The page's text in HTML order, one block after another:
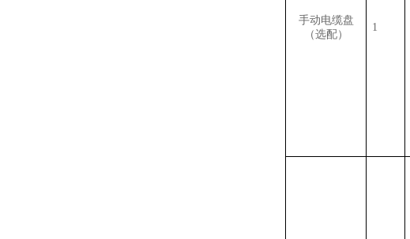
手动电缆盘
（选配）
1